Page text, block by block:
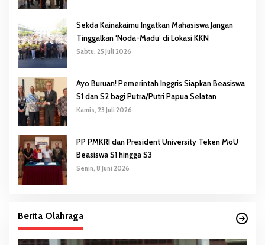
Sekda Kainakaimu Ingatkan Mahasiswa Jangan
Tinggalkan ‘Noda-Madu’ di Lokasi KKN
Sabtu, 25 Juli 2026
Ayo Buruan! Pemerintah Inggris Siapkan Beasiswa
S1 dan S2 bagi Putra/Putri Papua Selatan
Kamis, 23 Juli 2026
PP PMKRI dan President University Teken MoU
Beasiswa S1 hingga S3
Senin, 8 Juni 2026
Berita Olahraga